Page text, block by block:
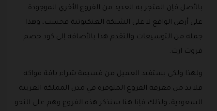
بالأصل فإن المتجر به العديد من الفروع الأخري الموجودة
على أرض الواقع لا على الشبكة العنكبوتية فحسب، وهذا
جمله من التوسيعات والتقدم هذا بالأضافة إلى كود خصم
فروت ارت.
ولهذا ولكى يستفيد العميل من قسيمة شراء باقة فواكه
فلا بد من معرفة الفروع المتوفرة في مدن المملكة العربية
السعودية، ولذلك فإنا هنا سنذكر هذه الفروع وهم على النحو